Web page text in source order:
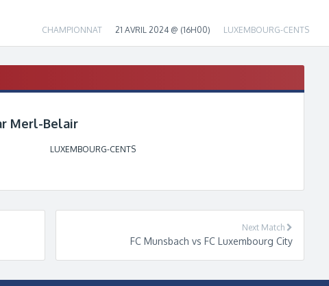
CHAMPIONNAT 21 AVRIL 2024 @ (16H00) LUXEMBOURG-CENTS
Merl-Belair
LUXEMBOURG-CENTS
Next Match
FC Munsbach vs FC Luxembourg City